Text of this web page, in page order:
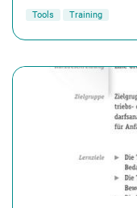
Tools Training